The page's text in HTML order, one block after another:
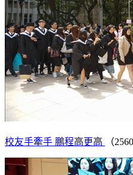
校友手牽手 鵬程高更高 （